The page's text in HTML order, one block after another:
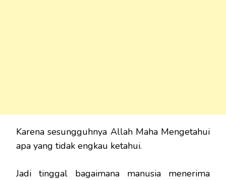
Karena sesungguhnya Allah Maha Mengetahui
apa yang tidak engkau ketahui.
Jadi tinggal bagaimana manusia menerima